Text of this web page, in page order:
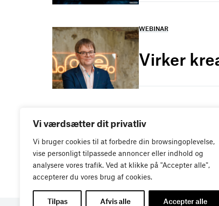
Vi værdsætter dit privatliv
Vi bruger cookies til at forbedre din browsingoplevelse,
vise personligt tilpassede annoncer eller indhold og
analysere vores trafik. Ved at klikke på "Accepter alle",
accepterer du vores brug af cookies.
Tilpas Afvis alle Accepter alle
WEBINAR
Virker